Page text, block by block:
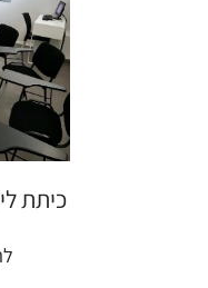
כיתת לימוד 4-